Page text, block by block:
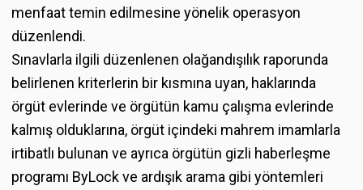
menfaat temin edilmesine yönelik operasyon
düzenlendi.
Sınavlarla ilgili düzenlenen olağandışılık raporunda
belirlenen kriterlerin bir kısmına uyan, haklarında
örgüt evlerinde ve örgütün kamu çalışma evlerinde
kalmış olduklarına, örgüt içindeki mahrem imamlarla
irtibatlı bulunan ve ayrıca örgütün gizli haberleşme
programı ByLock ve ardışık arama gibi yöntemleri